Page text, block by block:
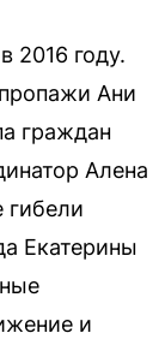
2016 году.
Ани
граждан
Алена
гибели
Екатерины
и